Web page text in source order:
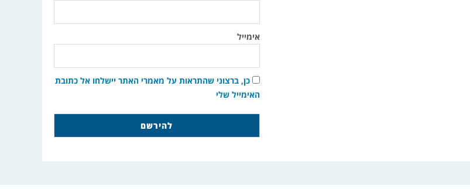
אימייל
כן, ברצוני שהתראות על מאמרי האתר יישלחו אל כתובת
האימייל שלי